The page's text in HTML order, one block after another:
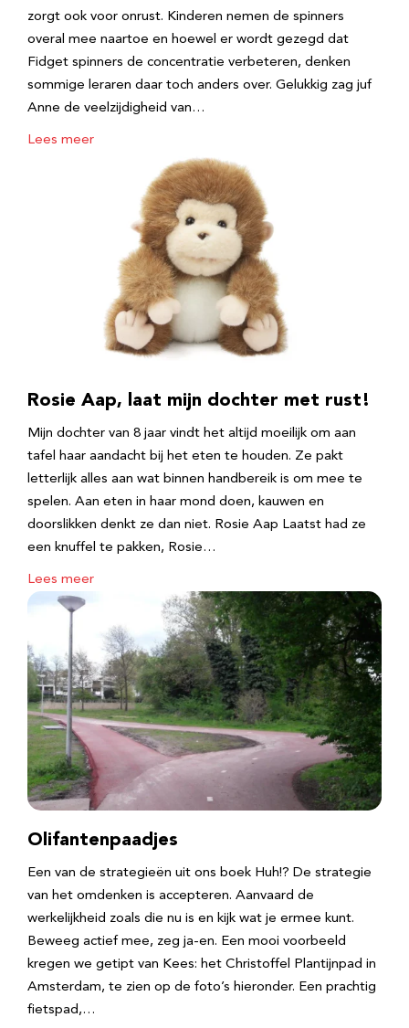
zorgt ook voor onrust. Kinderen nemen de spinners
overal mee naartoe en hoewel er wordt gezegd dat
Fidget spinners de concentratie verbeteren, denken
sommige leraren daar toch anders over. Gelukkig zag juf
Anne de veelzijdigheid van…
Lees meer
Rosie Aap, laat mijn dochter met rust!
Mijn dochter van 8 jaar vindt het altijd moeilijk om aan
tafel haar aandacht bij het eten te houden. Ze pakt
letterlijk alles aan wat binnen handbereik is om mee te
spelen. Aan eten in haar mond doen, kauwen en
doorslikken denkt ze dan niet. Rosie Aap Laatst had ze
een knuffel te pakken, Rosie…
Lees meer
Olifantenpaadjes
Een van de strategieën uit ons boek Huh!? De strategie
van het omdenken is accepteren. Aanvaard de
werkelijkheid zoals die nu is en kijk wat je ermee kunt.
Beweeg actief mee, zeg ja-en. Een mooi voorbeeld
kregen we getipt van Kees: het Christoffel Plantijnpad in
Amsterdam, te zien op de foto’s hieronder. Een prachtig
fietspad,…